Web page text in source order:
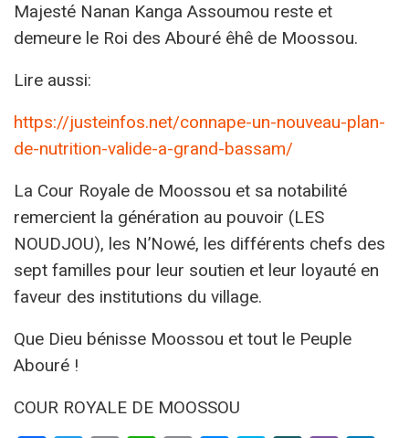
Majesté Nanan Kanga Assoumou reste et
demeure le Roi des Abouré êhê de Moossou.
Lire aussi:
https://justeinfos.net/connape-un-nouveau-plan-
de-nutrition-valide-a-grand-bassam/
La Cour Royale de Moossou et sa notabilité
remercient la génération au pouvoir (LES
NOUDJOU), les N’Nowé, les différents chefs des
sept familles pour leur soutien et leur loyauté en
faveur des institutions du village.
Que Dieu bénisse Moossou et tout le Peuple
Abouré !
COUR ROYALE DE MOOSSOU